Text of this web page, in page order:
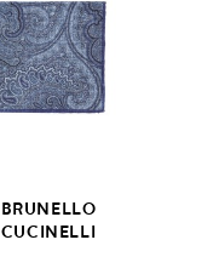
BRUNELLO
CUCINELLI
全
部
产
品
详